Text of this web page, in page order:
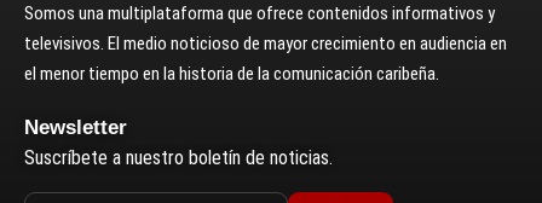
Somos una multiplataforma que ofrece contenidos informativos y
televisivos. El medio noticioso de mayor crecimiento en audiencia en
el menor tiempo en la historia de la comunicación caribeña.
Newsletter
Suscríbete a nuestro boletín de noticias.